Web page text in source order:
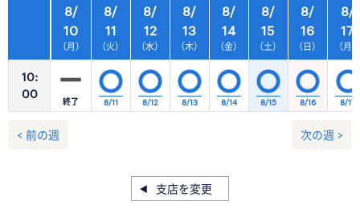
10:
00
8/
10
（月）
8/
11
（火）
8/
12
（水）
8/
13
（木）
8/
14
（金）
8/
15
（土）
8/
16
（日）
終了 8/11 8/12 8/13 8/14 8/15 8/16
8/
17
（月）
8/17
< 前の週 次の週 >
支店を変更